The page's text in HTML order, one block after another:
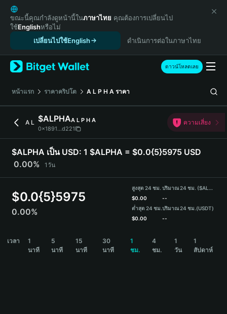
English
日本語
Tiếng Việt
Español (Latinoamérica)
Türkçe
Français
Deutsch
繁體中文
Português (Portugal)
Bahasa Indonesia
ภาษาไทย
हिन्दी
Español
Português (Brasil)
ขณะนี้คุณกำลังดูหน้านี้ในภาษาไทย คุณต้องการเปลี่ยนไป
ใช้Englishหรือไม่
เปลี่ยนไปใช้English
ดำเนินการต่อในภาษาไทย
ดาวน์โหลดเลย
หน้าแรก ราคาคริปโต A L P H A ราคา
A L $ALPHAA L P H A
0x1891...d221
ความเสี่ยง
$ALPHA เป็น USD: 1 $ALPHA = $0.0{5}5975 USD
0.00%
1วัน
$0.0{5}5975
0.00%
สูงสุด 24 ชม.
$0.00
ต่ำสุด 24 ชม.
$0.00
ปริมาณ 24 ชม. ($ALPHA)
--
ปริมาณ 24 ชม.(USDT)
--
เวลา
1
นาที
5
นาที
15
นาที
30
นาที
1
ชม.
4
ชม.
1
วัน
1
สัปดาห์